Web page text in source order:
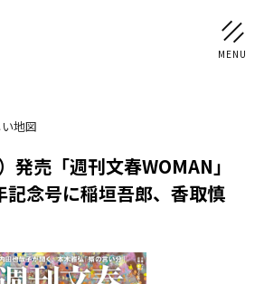
剛 香取 慎吾
地図
発売「週刊文春WOMAN」
念号に稲垣吾郎、香取慎